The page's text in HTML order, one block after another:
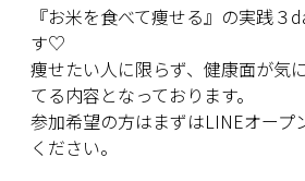
『お米を食べて痩せる』の実践３
す♡
痩せたい人に限らず、健康面が気
てる内容となっております。
参加希望の方はまずはLINEオープ
ください。